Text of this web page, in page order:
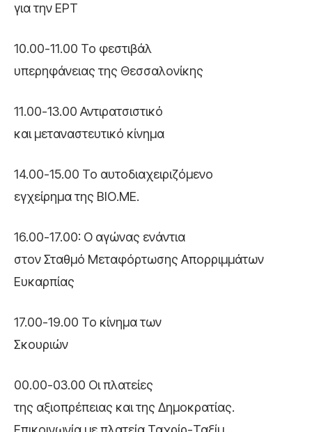
για την ΕΡΤ
10.00-11.00 Το φεστιβάλ
υπερηφάνειας της Θεσσαλονίκης
11.00-13.00 Αντιρατσιστικό
και μεταναστευτικό κίνημα
14.00-15.00 Το αυτοδιαχειριζόμενο
εγχείρημα της ΒΙΟ.ΜΕ.
16.00-17.00: Ο αγώνας ενάντια
στον Σταθμό Μεταφόρτωσης Απορριμμάτων
Ευκαρπίας
17.00-19.00 Το κίνημα των
Σκουριών
00.00-03.00 Οι πλατείες
της αξιοπρέπειας και της Δημοκρατίας.